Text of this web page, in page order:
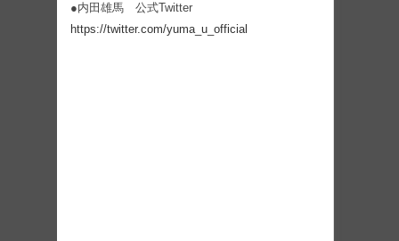
●内田雄馬 公式Twitter
https://twitter.com/yuma_u_official